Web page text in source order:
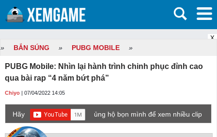
X
» BẮN SÚNG » PUBG MOBILE »
PUBG Mobile: Nhìn lại hành trình chinh phục đỉnh cao
qua bài rap “4 năm bứt phá”
Chiyo | 07/04/2022 14:05
Hãy
ủng hộ bọn mình để xem nhiều clip
game mới hơn nhé!